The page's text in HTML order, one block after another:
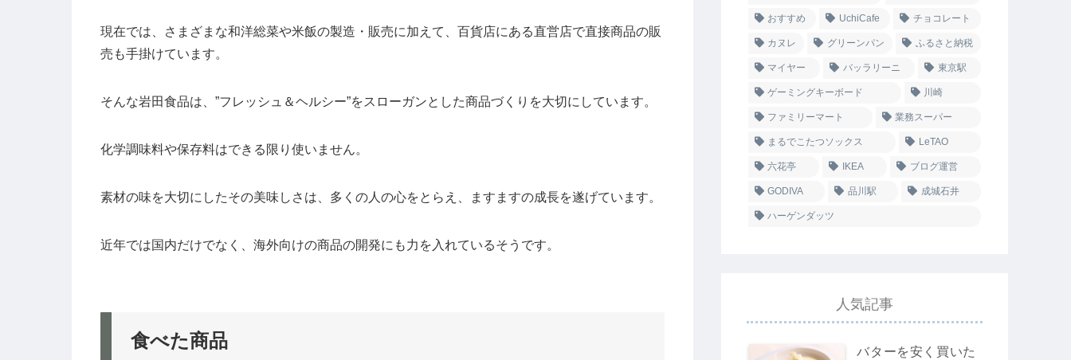
現在では、さまざまな和洋総菜や米飯の製造・販売に加えて、百貨店にある直営店で直接商品の販
売も手掛けています。
そんな岩田食品は、”フレッシュ＆ヘルシー”をスローガンとした商品づくりを大切にしています。
化学調味料や保存料はできる限り使いません。
素材の味を大切にしたその美味しさは、多くの人の心をとらえ、ますますの成長を遂げています。
近年では国内だけでなく、海外向けの商品の開発にも力を入れているそうです。
食べた商品
おすすめ UchiCafe チョコレート
カヌレ グリーンパン ふるさと納税
マイヤー バッラリーニ 東京駅
ゲーミングキーボード 川崎
ファミリーマート 業務スーパー
まるでこたつソックス LeTAO
六花亭 IKEA ブログ運営
GODIVA 品川駅 成城石井
ハーゲンダッツ
人気記事
バターを安く買いた